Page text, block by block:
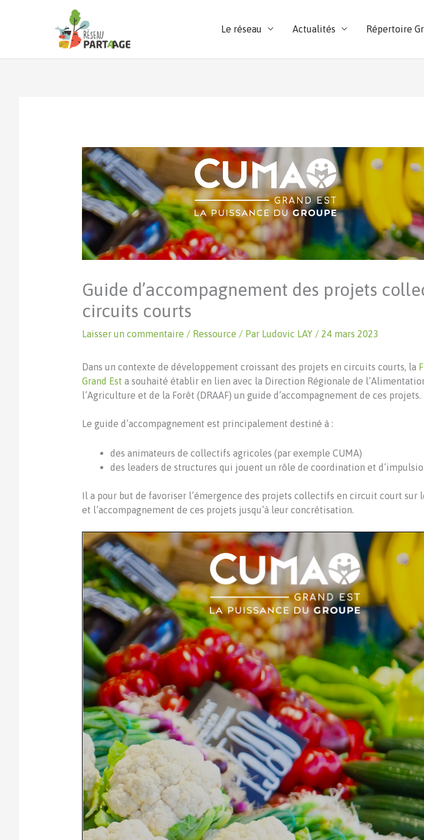
Le réseau Actualités Répertoire
Guide d’accompagnement des projets
circuits courts
Laisser un commentaire / Ressource / Par Ludovic LAY / 24 mars 2023
Dans un contexte de développement croissant des projets en circuits courts, la
Grand Est a souhaité établir en lien avec la Direction Régionale de
l’Agriculture et de la Forêt (DRAAF) un guide d’accompagnement de ces projets.
Le guide d’accompagnement est principalement destiné à :
des animateurs de collectifs agricoles (par exemple CUMA)
des leaders de structures qui jouent un rôle de coordination et
Il a pour but de favoriser l’émergence des projets collectifs en circuit court sur
et l’accompagnement de ces projets jusqu’à leur concrétisation.